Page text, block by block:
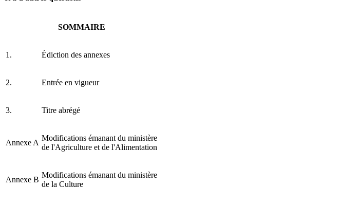
SOMMAIRE
1. Édiction des annexes
2. Entrée en vigueur
3. Titre abrégé
Annexe A
Modifications émanant du ministère
de l'Agriculture et de l'Alimentation
Annexe B
Modifications émanant du ministère
de la Culture